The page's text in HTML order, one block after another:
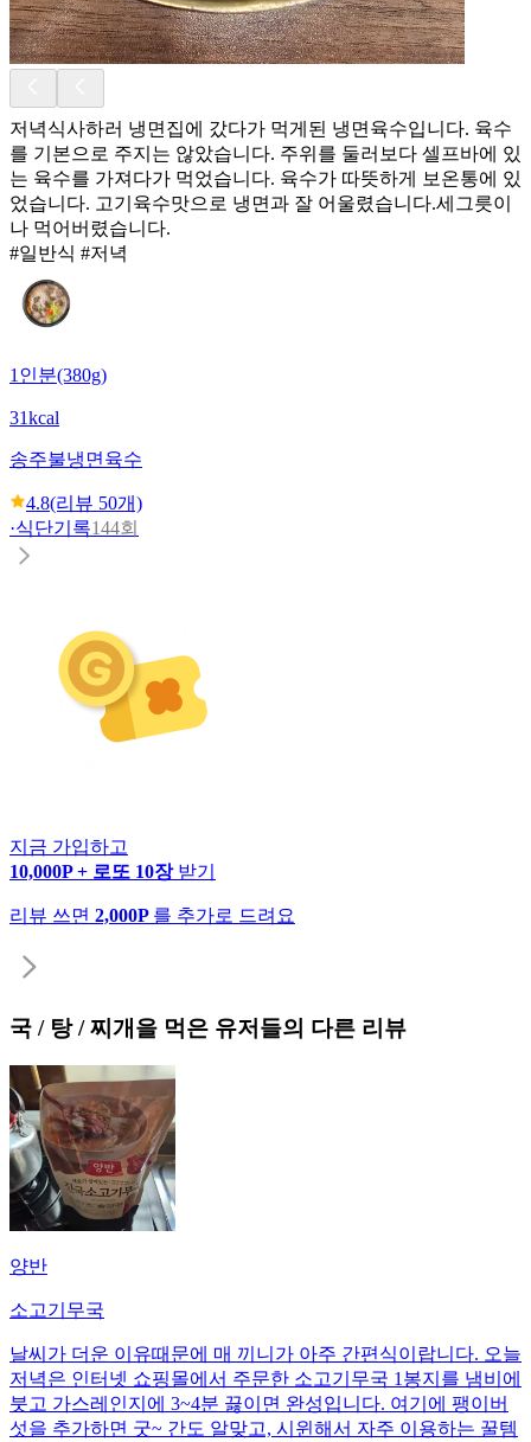
저녁식사하러 냉면집에 갔다가 먹게된 냉면육수입니다. 육수
를 기본으로 주지는 않았습니다. 주위를 둘러보다 셀프바에 있
는 육수를 가져다가 먹었습니다. 육수가 따뜻하게 보온통에 있
었습니다. 고기육수맛으로 냉면과 잘 어울렸습니다.세그릇이
나 먹어버렸습니다.
#일반식 #저녁
1인분(380g)
31kcal
송주불냉면 육수
4.8(리뷰 50개)
·식단기록144회
지금 가입하고
10,000P + 로또 10장 받기
리뷰 쓰면 2,000P 를 추가로 드려요
국 / 탕 / 찌개 을 먹은 유저들의 다른 리뷰
양반
소고기무국
날씨가 더운 이유때문에 매 끼니가 아주 간편식이랍니다. 오늘
저녁은 인터넷 쇼핑몰에서 주문한 소고기무국 1봉지를 냄비에
붓고 가스레인지에 3~4분 끓이면 완성입니다. 여기에 팽이버
섯을 추가하면 굿~ 간도 알맞고, 시윈해서 자주 이용하는 꿀템